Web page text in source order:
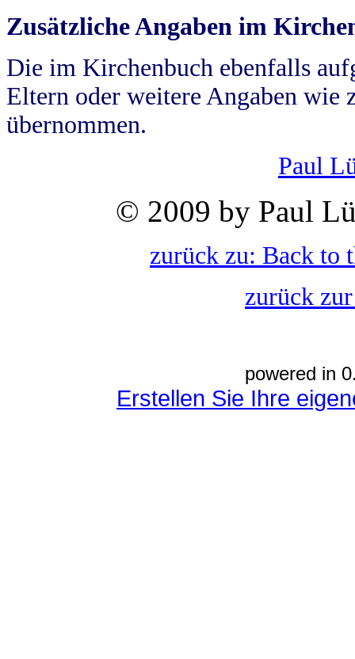
Zusätzliche Angaben im
Die im Kirchenbuch ebenfalls
Eltern oder weitere Angaben wie
übernommen.
Paul
© 2009 by Paul
zurück zu: Back to
zurück
powered in
Erstellen Sie Ihre